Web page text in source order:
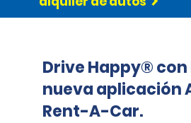
Drive Happy® con
nueva aplicación
Rent-A-Car.